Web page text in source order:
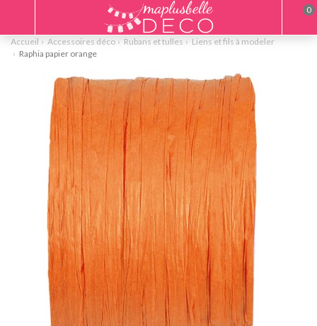
Accueil Accessoires déco Rubans et tulles
Liens et fils à modeler
Raphia papier orange
0